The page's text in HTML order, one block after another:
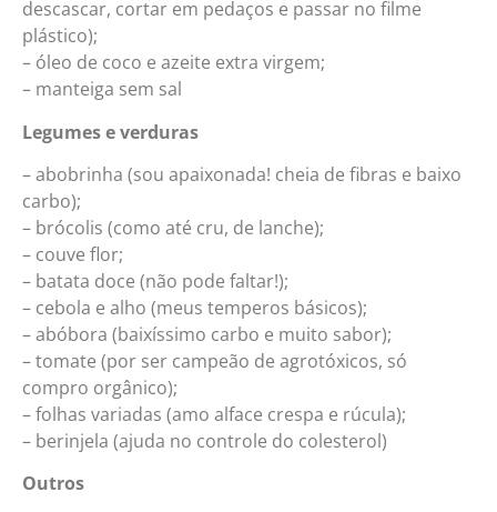
descascar, cortar em pedaços e passar no filme
plástico);
– óleo de coco e azeite extra virgem;
– manteiga sem sal
Legumes e verduras
– abobrinha (sou apaixonada! cheia de fibras e baixo
carbo);
– brócolis (como até cru, de lanche);
– couve flor;
– batata doce (não pode faltar!);
– cebola e alho (meus temperos básicos);
– abóbora (baixíssimo carbo e muito sabor);
– tomate (por ser campeão de agrotóxicos, só
compro orgânico);
– folhas variadas (amo alface crespa e rúcula);
– berinjela (ajuda no controle do colesterol)
Outros